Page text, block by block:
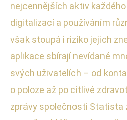
nejcennějších aktiv každého
digitalizací a používáním
však stoupá i riziko jejich
aplikace sbírají nevídané
svých uživatelích – od
o poloze až po citlivé
zprávy společnosti Statista